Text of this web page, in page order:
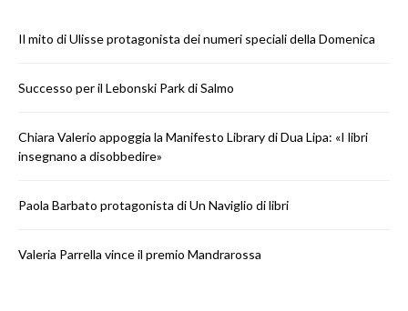
Il mito di Ulisse protagonista dei numeri speciali della Domenica
Successo per il Lebonski Park di Salmo
Chiara Valerio appoggia la Manifesto Library di Dua Lipa: «I libri
insegnano a disobbedire»
Paola Barbato protagonista di Un Naviglio di libri
Valeria Parrella vince il premio Mandrarossa